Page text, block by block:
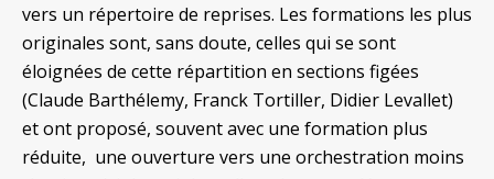
vers un répertoire de reprises. Les formations les plus
originales sont, sans doute, celles qui se sont
éloignées de cette répartition en sections figées
(Claude Barthélemy, Franck Tortiller, Didier Levallet)
et ont proposé, souvent avec une formation plus
réduite, une ouverture vers une orchestration moins